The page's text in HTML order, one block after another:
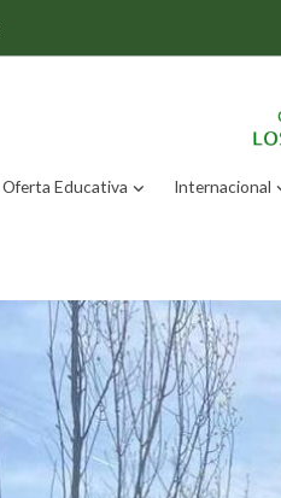
Oferta Educativa Internacional